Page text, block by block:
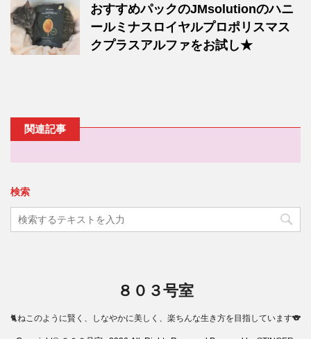
おすすめパックのJMsolutionのハニ
ールミナスロイヤルプロポリスマス
クプラスアルファをお試し★
関連記事
検索
８０３号室
🐈ねこのように賢く、しなやかに美しく、楽ちんな生き方を目指しています🐨